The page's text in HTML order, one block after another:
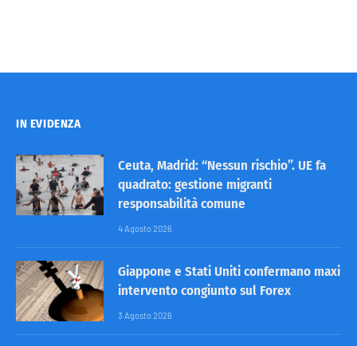
IN EVIDENZA
Ceuta, Madrid: “Nessun rischio”. UE fa
quadrato: gestione migranti
responsabilità comune
4 Agosto 2026
Giappone e Stati Uniti confermano maxi
intervento congiunto sul Forex
3 Agosto 2026